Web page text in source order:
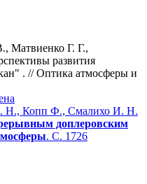
Матвиенко Г. Г.,
развития
. // Оптика атмосферы и
Н., Копп Ф., Смалихо И. Н.
доплеровским
. С. 1726